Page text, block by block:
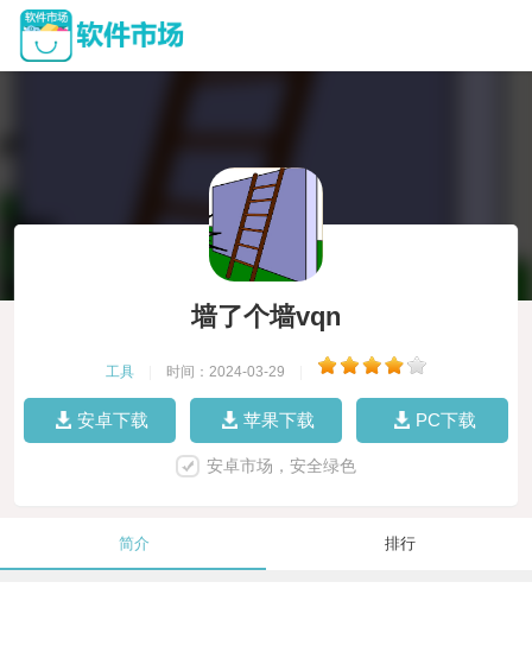
墙了个墙vqn
工具 时间：2024-03-29
安卓下载 苹果下载 PC下载
安卓市场，安全绿色
简介 排行